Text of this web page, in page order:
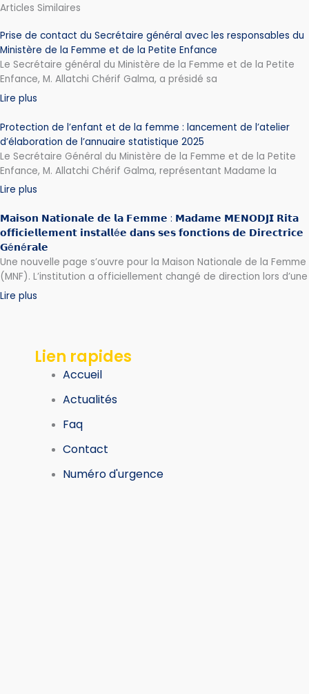
Articles Similaires
Prise de contact du Secrétaire général avec les responsables du
Ministère de la Femme et de la Petite Enfance
Le Secrétaire général du Ministère de la Femme et de la Petite
Enfance, M. Allatchi Chérif Galma, a présidé sa
Lire plus
Protection de l’enfant et de la femme : lancement de l’atelier
d’élaboration de l’annuaire statistique 2025
Le Secrétaire Général du Ministère de la Femme et de la Petite
Enfance, M. Allatchi Chérif Galma, représentant Madame la
Lire plus
𝗠𝗮𝗶𝘀𝗼𝗻 𝗡𝗮𝘁𝗶𝗼𝗻𝗮𝗹𝗲 𝗱𝗲 𝗹𝗮 𝗙𝗲𝗺𝗺𝗲 : 𝗠𝗮𝗱𝗮𝗺𝗲 𝗠𝗘𝗡𝗢𝗗𝗝𝗜 𝗥𝗶𝘁𝗮
𝗼𝗳𝗳𝗶𝗰𝗶𝗲𝗹𝗹𝗲𝗺𝗲𝗻𝘁 𝗶𝗻𝘀𝘁𝗮𝗹𝗹é𝗲 𝗱𝗮𝗻𝘀 𝘀𝗲𝘀 𝗳𝗼𝗻𝗰𝘁𝗶𝗼𝗻𝘀 𝗱𝗲 𝗗𝗶𝗿𝗲𝗰𝘁𝗿𝗶𝗰𝗲
𝗚é𝗻é𝗿𝗮𝗹𝗲
Une nouvelle page s’ouvre pour la Maison Nationale de la Femme
(MNF). L’institution a officiellement changé de direction lors d’une
Lire plus
Lien rapides
Accueil
Actualités
Faq
Contact
Numéro d'urgence